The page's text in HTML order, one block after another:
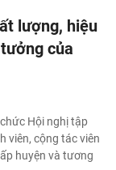
lượng, hiệu
của
Hội nghị tập
viên, cộng tác viên
huyện và tương